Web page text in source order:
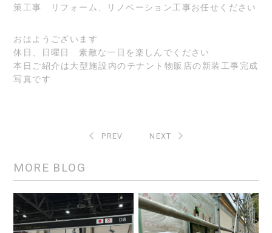
策工事 リフォーム、リノベーション工事お任せください
おはようございます
休日、日曜日 素敵な一日を楽しんでください
本日ご紹介は大型施設内のテナント物販店の新装工事完成
写真です
PREV NEXT
MORE BLOG